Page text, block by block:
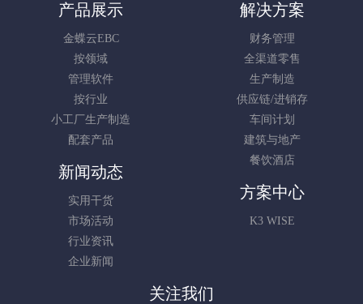
产品展示
金蝶云EBC
按领域
管理软件
按行业
小工厂生产制造
配套产品
解决方案
财务管理
全渠道零售
生产制造
供应链/进销存
车间计划
建筑与地产
餐饮酒店
新闻动态
实用干货
市场活动
行业资讯
企业新闻
方案中心
K3 WISE
关注我们